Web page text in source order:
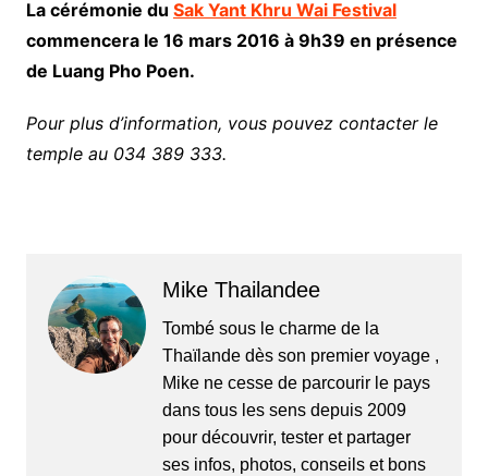
La cérémonie du Sak Yant Khru Wai Festival
commencera le 16 mars 2016 à 9h39 en présence
de Luang Pho Poen.
Pour plus d’information, vous pouvez contacter le
temple au 034 389 333.
Mike Thailandee
Tombé sous le charme de la
Thaïlande dès son premier voyage ,
Mike ne cesse de parcourir le pays
dans tous les sens depuis 2009
pour découvrir, tester et partager
ses infos, photos, conseils et bons